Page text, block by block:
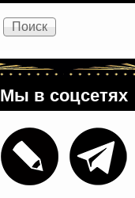
Мы в соцсетях